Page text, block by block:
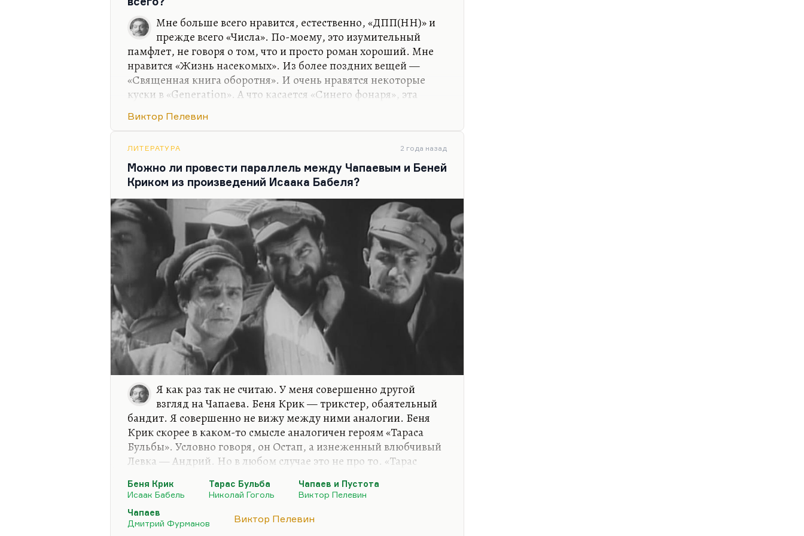
«Текст» в редакции Александра Мирера, человека с
безошибочным чутьем, близкого друга Стругацких. И вот он-
то первым почувствовал, что в русскую литературу пришел
действительно великий писатель.
Я помню своё страстное предубеждение против Пелевина,
потому что я ужасно не любил всё модное. Но я открыл
«Жизнь насекомых», вышедшую, насколько помню, в…
Мне больше всего нравится, естественно, «ДПП(НН)» и
прежде всего «Числа». По-моему, это изумительный
памфлет, не говоря о том, что и просто роман хороший. Мне
нравится «Жизнь насекомых». Из более поздних вещей —
«Священная книга оборотня». И очень нравятся некоторые
куски в «Generation». А что касается «Синего фонаря», эта
Госплана». У матери была любимая вещь «Затворник и
что она кончается словом «светило» — это замечательная
отсылка к «Божественной комедии».
Виктор Пелевин
ЛИТЕРАТУРА 2 года назад
Можно ли провести параллель между Чапаевым и Беней
Криком из произведений Исаака Бабеля?
Я как раз так не считаю. У меня совершенно другой
взгляд на Чапаева. Беня Крик — трикстер, обаятельный
бандит. Я совершенно не вижу между ними аналогии. Беня
Крик скорее в каком-то смысле аналогичен героям «Тараса
Бульбы». Условно говоря, он Остап, а изнеженный влюбчивый
Левка — Андрий. Но в любом случае это не про то. «Тарас
А Чапаев — это совсем другая история. Не надо путать Чапаева
у Пелевина и Чапаева у Фурманова. Чапаев у Фурманова не
прописан. Это герой становящийся. И вообще главный герой
Беня Крик
Исаак Бабель
Тарас Бульба
Николай Гоголь
Чапаев и Пустота
Виктор Пелевин
Чапаев
Дмитрий Фурманов
Виктор Пелевин